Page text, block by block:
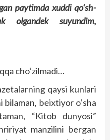
paytimda xuddi qo‘sh-
olgandek suyundim,
cho‘zilmadi…
qaysi kunlari
beixtiyor o‘sha
“Kitob dunyosi”
manzilini bergan